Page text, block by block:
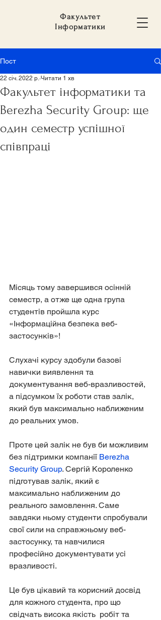
Факультет
Інформатики
Пост
Факультет інформатики та
Berezha Security Group: ще
один семестр успішної
співпраці
22 січ. 2022 р. Читати 1 хв
Місяць тому завершився осінній
семестр, а отже ще одна група
студентів пройшла курс
«Інформаційна безпека веб-
застосунків»!
Слухачі курсу здобули базові
навички виявлення та
документування веб-вразливостей,
а підсумком їх роботи став залік,
який був максимально наближеним
до реальних умов.
Проте цей залік не був би можливим
без підтримки компанії Berezha
Security Group. Сергій Короленко
підготував залік, який є
максимально наближеним до
реального замовлення. Саме
завдяки ньому студенти спробували
свої сили на справжньому веб-
застосунку, та навчилися
професійно документувати усі
вразливості.
Це був цікавий та корисний досвід
для кожного студента, про що
свідчать висока якість  робіт та